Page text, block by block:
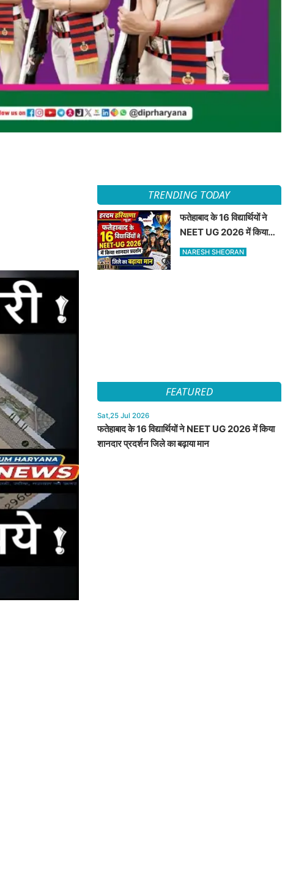
TRENDING TODAY
फतेहाबाद के 16 विद्यार्थियों ने
NEET UG 2026 में किया
शानदार प्रदर्शन जिले का बढ़ाया
NARESH SHEORAN
FEATURED
Sat,25 Jul 2026
फतेहाबाद के 16 विद्यार्थियों ने NEET UG 2026 में किया
शानदार प्रदर्शन जिले का बढ़ाया मान